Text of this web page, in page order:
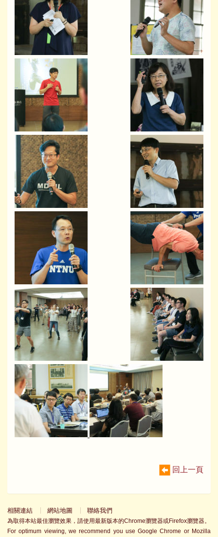
回上一頁
相關連結 網站地圖 聯絡我們
為取得本站最佳瀏覽效果，請使用最新版本的Chrome瀏覽器或Firefox瀏覽器。
For optimum viewing, we recommend you use Google Chrome or Mozilla